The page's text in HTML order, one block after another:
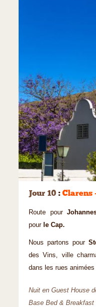
Jour 10 : Clarens
Route pour
pourle Cap.
Nous partons pour
des Vins, ville
dans les rues
Nuit en Guest House
Base Bed & Breakfast